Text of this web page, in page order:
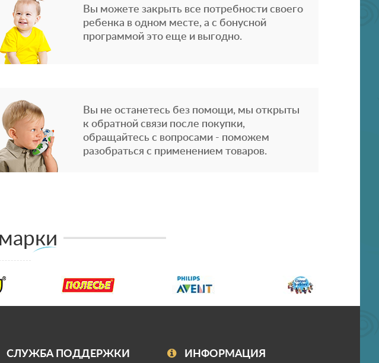
Вы можете закрыть все потребности своего
ребенка в одном месте, а с бонусной
программой это еще и выгодно.
Вы не останетесь без помощи, мы открыты
к обратной связи после покупки,
обращайтесь с вопросами - поможем
разобраться с применением товаров.
СЛУЖБА ПОДДЕРЖКИ ИНФОРМАЦИЯ